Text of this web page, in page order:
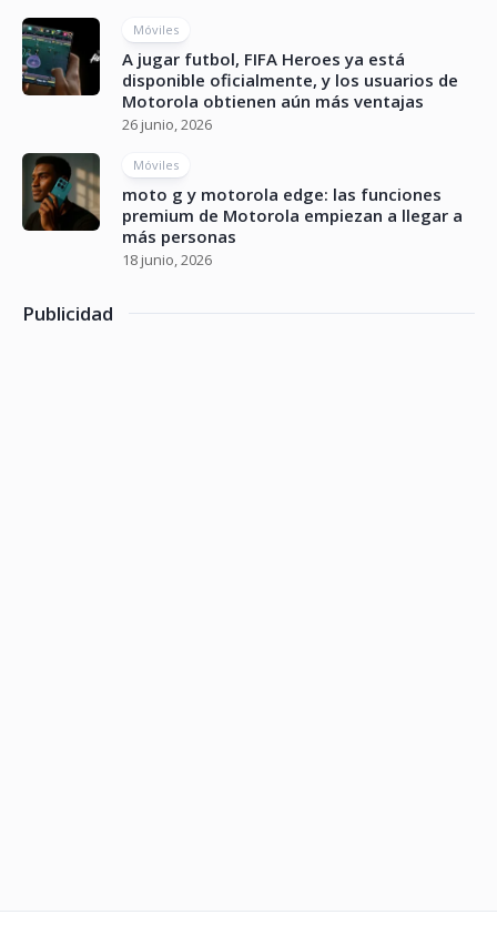
Móviles
A jugar futbol, FIFA Heroes ya está
disponible oficialmente, y los usuarios de
Motorola obtienen aún más ventajas
26 junio, 2026
Móviles
moto g y motorola edge: las funciones
premium de Motorola empiezan a llegar a
más personas
18 junio, 2026
Publicidad